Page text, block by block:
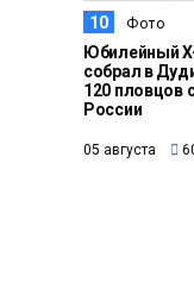
10 Фото
Юбилейный
собрал в
120 пловцов
России
05 августа